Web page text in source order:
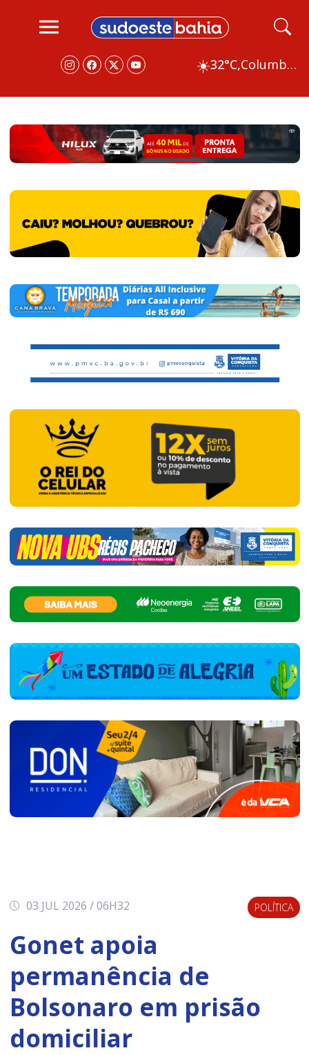
☀️32°C, Columbus
03 JUL 2026 / 06H32 POLÍTICA
Gonet apoia
permanência de
Bolsonaro em prisão
domiciliar